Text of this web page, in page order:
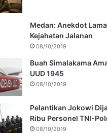
Medan: Anekdot
Kejahatan Jalanan
08/10/2019
Buah Simalakama
UUD 1945
08/10/2019
Pelantikan Jokowi
Ribu Personel TNI-
08/10/2019